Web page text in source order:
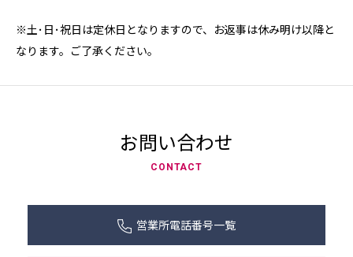
※土･日･祝日は定休日となりますので、お返事は休み明け以降と
なります。ご了承ください。
お問い合わせ
CONTACT
営業所電話番号一覧